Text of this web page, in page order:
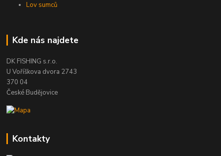
Lov sumců
Kde nás najdete
DK FISHING s.r.o.
U Voříškova dvora 2743
370 04
České Budějovice
Kontakty